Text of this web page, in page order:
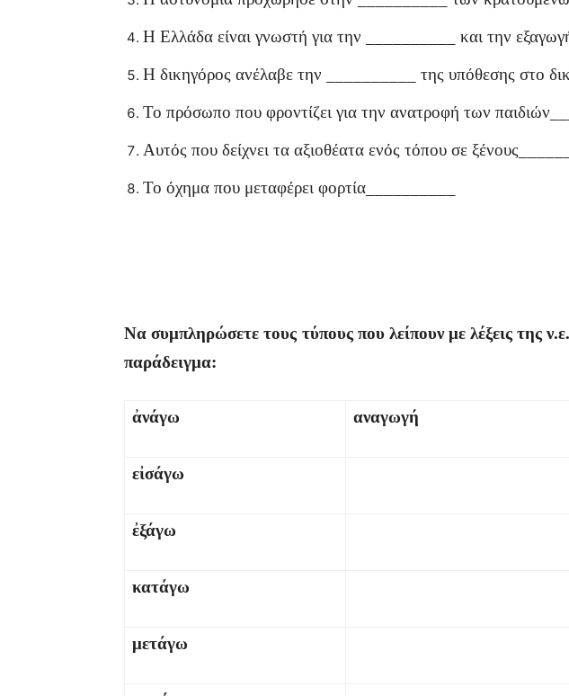
Η Ελλάδα είναι γνωστή για την __________ και την
Η δικηγόρος ανέλαβε την __________ της υπόθεσης στο
Το πρόσωπο που φροντίζει για την ανατροφή των
Αυτός που δείχνει τα αξιοθέατα ενός τόπου σε
Το όχημα που μεταφέρει φορτία__________
Να συμπληρώσετε τους τύπους που λείπουν με λέξεις της
παράδειγμα:
ἀνάγω αναγωγή
εἰσάγω
ἐξάγω
κατάγω
μετάγω